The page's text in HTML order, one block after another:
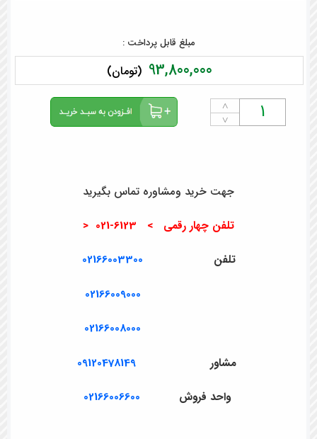
مبلغ قابل پرداخت :
93,800,000 (تومان)
˄
˅
جهت خرید ومشاوره تماس بگیرید
تلفن چهار رقمی > 6123-021 <
تلفن 02166003300
02166009000
02166008000
مشاور 09120478149
واحد فروش 02166006600